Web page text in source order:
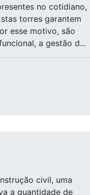
no cotidiano,
torres garantem
esse motivo, são
a gestão d...
civil, uma
a quantidade de